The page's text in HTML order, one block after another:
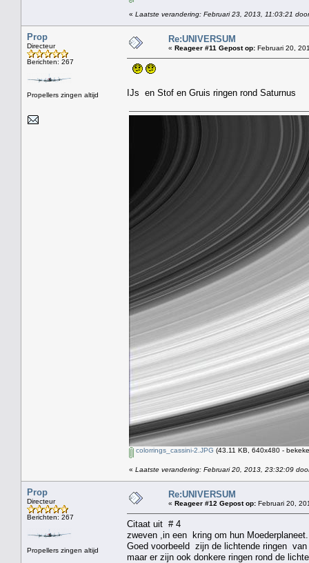
« Laatste verandering: Februari 23, 2013, 11:03:21
Prop
Directeur
Berichten: 267
Propellers zingen altijd
Re:UNIVERSUM
« Reageer #11 Gepost op: Februari 20,
IJs en Stof en Gruis ringen rond Saturnus
colorrings_cassini-2.JPG (43.11 KB, 640x480 -
« Laatste verandering: Februari 20, 2013, 23:32:09
Prop
Directeur
Berichten: 267
Propellers zingen altijd
Re:UNIVERSUM
« Reageer #12 Gepost op: Februari 20,
Citaat uit # 4
zweven ,in een kring om hun Moederplaneet.
Goed voorbeeld zijn de lichtende ringen van
maar er zijn ook donkere ringen rond de